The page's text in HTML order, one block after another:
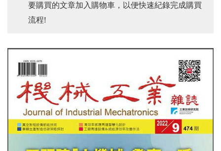
要購買的文章加入購物車，以便快速紀錄完成購買
流程!